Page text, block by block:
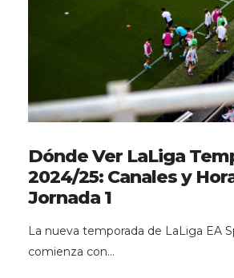
Dónde Ver LaLiga
2024/25: Canales y
Jornada 1
La nueva temporada de LaLiga EA
comienza con…